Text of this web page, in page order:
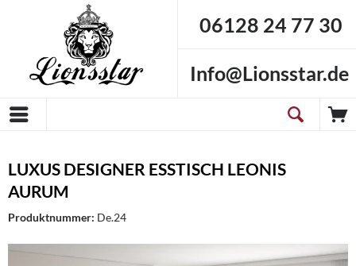
06128 24 77 30
Info@Lionsstar.de
LUXUS DESIGNER ESSTISCH LEONIS
AURUM
Produktnummer: De.24